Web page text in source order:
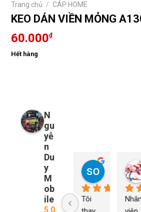
Trang chủ / CÁP HOME
KEO DÁN VIỀN MỎNG
60.000₫
Hết hàng
N
gu
yễ
n
Du
y
M
ob
ile
5.0
so young
1 năm trước
Tôi
Nhân